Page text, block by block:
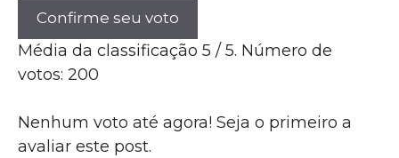
Confirme seu voto
Média da classificação 5 / 5. Número de
votos: 200
Nenhum voto até agora! Seja o primeiro a
avaliar este post.